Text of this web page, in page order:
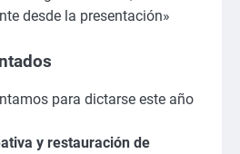
desde la presentación»
para dictarse este año
y restauración de